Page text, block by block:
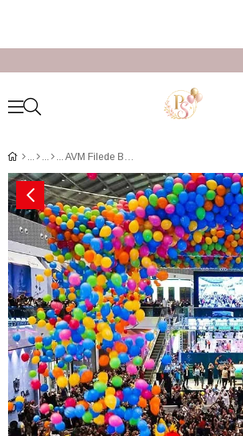
AVM Filede Balon Yağmuru İstanbul